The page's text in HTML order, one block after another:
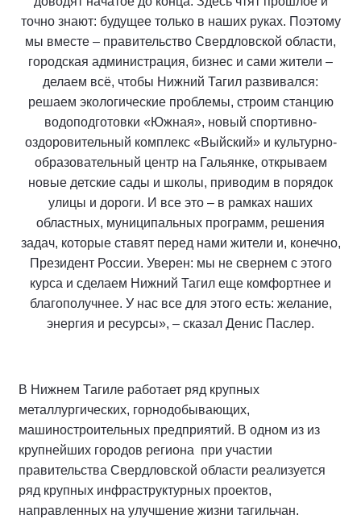
точно знают: будущее только в наших руках. Поэтому
мы вместе – правительство Свердловской области,
городская администрация, бизнес и сами жители –
делаем всё, чтобы Нижний Тагил развивался:
решаем экологические проблемы, строим станцию
водоподготовки «Южная», новый спортивно-
оздоровительный комплекс «Выйский» и культурно-
образовательный центр на Гальянке, открываем
новые детские сады и школы, приводим в порядок
улицы и дороги. И все это – в рамках наших
областных, муниципальных программ, решения
задач, которые ставят перед нами жители и, конечно,
Президент России. Уверен: мы не свернем с этого
курса и сделаем Нижний Тагил еще комфортнее и
благополучнее. У нас все для этого есть: желание,
энергия и ресурсы», – сказал Денис Паслер.
В Нижнем Тагиле работает ряд крупных
металлургических, горнодобывающих,
машиностроительных предприятий. В одном из из
крупнейших городов региона при участии
правительства Свердловской области реализуется
ряд крупных инфраструктурных проектов,
направленных на улучшение жизни тагильчан.